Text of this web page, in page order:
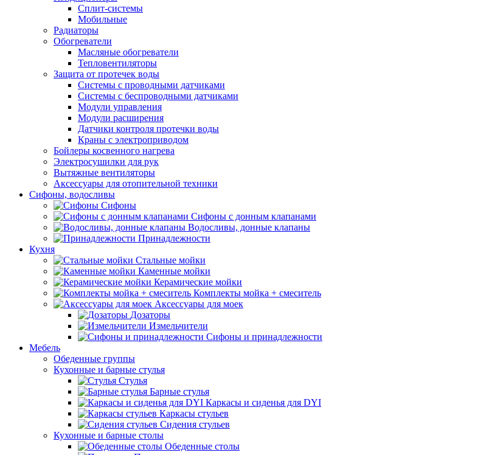
Сплит-системы
Мобильные
Радиаторы
Обогреватели
Масляные обогреватели
Тепловентиляторы
Защита от протечек воды
Системы с проводными датчиками
Системы с беспроводными датчиками
Модули управления
Модули расширения
Датчики контроля протечки воды
Краны с электроприводом
Бойлеры косвенного нагрева
Электросушилки для рук
Вытяжные вентиляторы
Аксессуары для отопительной техники
Сифоны, водосливы
Сифоны
Сифоны с донным клапанами
Водосливы, донные клапаны
Принадлежности
Кухня
Стальные мойки
Каменные мойки
Керамические мойки
Комплекты мойка + смеситель
Аксессуары для моек
Дозаторы
Измельчители
Сифоны и принадлежности
Мебель
Обеденные группы
Кухонные и барные стулья
Стулья
Барные стулья
Каркасы и сиденья для DYI
Каркасы стульев
Сидения стульев
Кухонные и барные столы
Обеденные столы